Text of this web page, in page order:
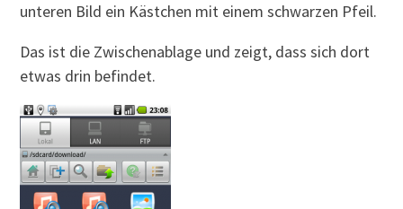
unteren Bild ein Kästchen mit einem schwarzen Pfeil.
Das ist die Zwischenablage und zeigt, dass sich dort
etwas drin befindet.